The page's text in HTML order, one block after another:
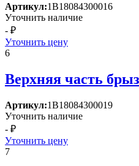
Артикул:1В18084300016
Уточнить наличие
- ₽
Уточнить цену
6
Верхняя часть
Артикул:1В18084300019
Уточнить наличие
- ₽
Уточнить цену
7